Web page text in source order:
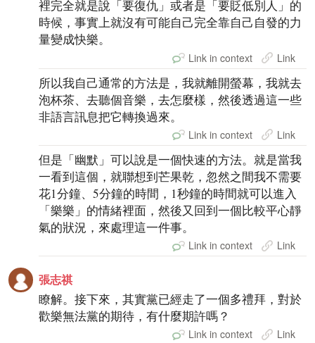
裡完全就是說「要復仇」或者是「要貶低別人」的
時候，事實上就沒有可能自己完全靠自己自發的力
量變成快樂。
Link in context Link
所以我自己通常的方法是，我就離開螢幕，我就去
泡杯茶、去聽個音樂，去怎麼樣，然後透過這一些
非語言訊息把它轉換過來。
Link in context Link
但是「幽默」可以說是一個快速的方法。就是當我
一看到這個，就聯想到芒果乾，忽然之間我不需要
花1分鐘、5分鐘的時間，1秒鐘的時間就可以進入
「樂樂」的情緒裡面，然後又回到一個比較平心靜
氣的狀況，來處理這一件事。
Link in context Link
張志祺
瞭解。接下來，其實黨已經走了一個多禮拜，對於
歡樂無法黨的期待，有什麼期許嗎？
Link in context Link